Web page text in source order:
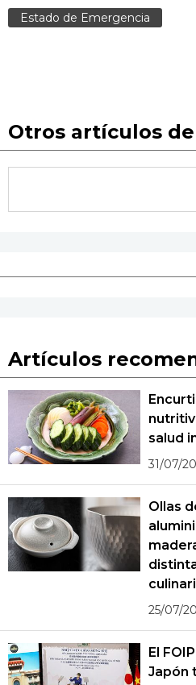
Estado de Emergencia
Otros artículos
Artículos
salud
31/07/
Ollas
25/07/
El
Japón